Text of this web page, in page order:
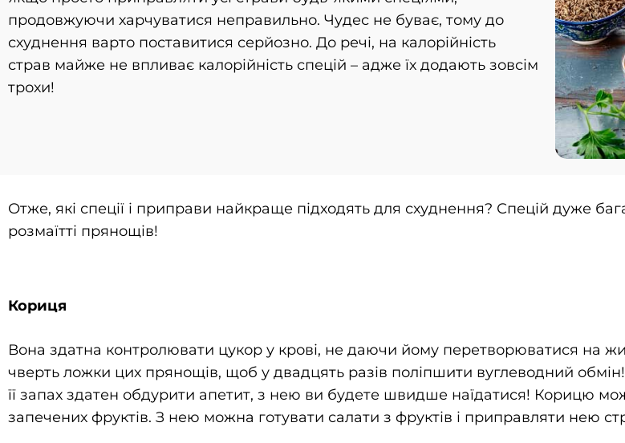
продовжуючи харчуватися неправильно. Чудес не буває, тому до
схуднення варто поставитися серйозно. До речі, на калорійність
страв майже не впливає калорійність спецій – адже їх додають зовсім
трохи!
Отже, які спеції і приправи найкраще підходять для схуднення? Спецій дуже
розмаїтті прянощів!
Кориця
Вона здатна контролювати цукор у крові, не даючи йому перетворюватися на
чверть ложки цих прянощів, щоб у двадцять разів поліпшити вуглеводний обмін!
її запах здатен обдурити апетит, з нею ви будете швидше наїдатися! Корицю
запечених фруктів. З нею можна готувати салати з фруктів і приправляти нею